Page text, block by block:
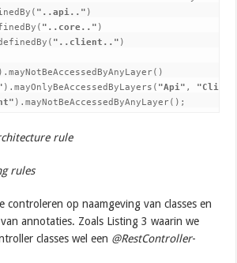
"..api.." )
"..core.." )
"..client.." )
).mayNotBeAccessedByAnyLayer()
).mayOnlyBeAccessedByLayers( "Api" ,
).mayNotBeAccessedByAnyLayer();
rule
rules
controleren op naamgeving van classes en
annotaties. Zoals Listing 3 waarin we
classes wel een @RestController-